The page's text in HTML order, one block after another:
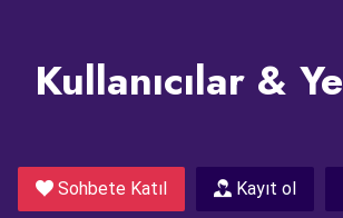
Kullanıcılar &
Sohbete Katıl Kayıt ol